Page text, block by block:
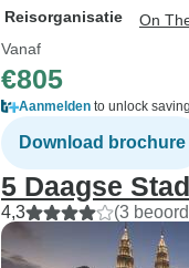
Reisorganisatie
On
Vanaf
€805
Aanmelden to unlock
Download brochure
5 Daagse
4,3 (3